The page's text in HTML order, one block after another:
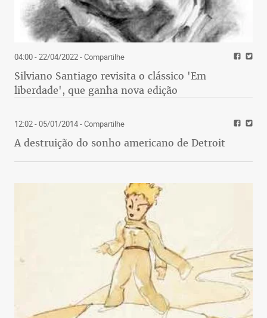
04:00 - 22/04/2022- Compartilhe
Silviano Santiago revisita o clássico 'Em
liberdade', que ganha nova edição
12:02 - 05/01/2014- Compartilhe
A destruição do sonho americano de Detroit